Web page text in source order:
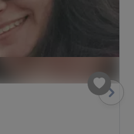
Suivant